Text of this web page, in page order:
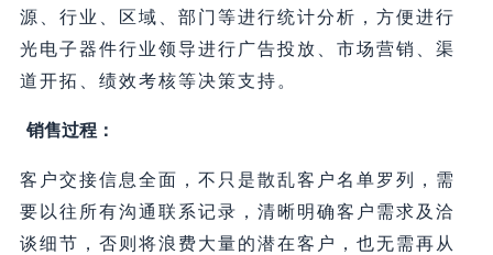
源、行业、区域、部门等进行统计分析，方便进行
光电子器件行业领导进行广告投放、市场营销、渠
道开拓、绩效考核等决策支持。
销售过程：
客户交接信息全面，不只是散乱客户名单罗列，需
要以往所有沟通联系记录，清晰明确客户需求及洽
谈细节，否则将浪费大量的潜在客户，也无需再从